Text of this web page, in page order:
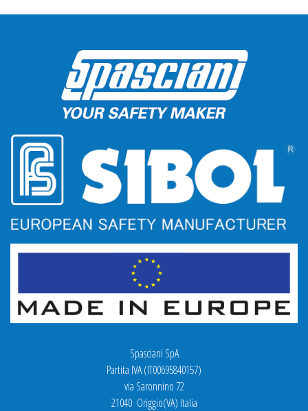
Spasciani SpA
Partita IVA (IT00695840157)
via Saronnino 72
21040 Origgio(VA) Italia